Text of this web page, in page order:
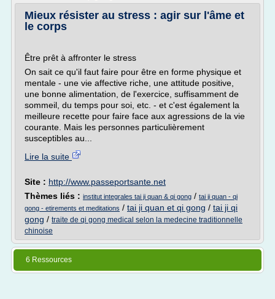
Mieux résister au stress : agir sur l'âme et
le corps
Être prêt à affronter le stress
On sait ce qu'il faut faire pour être en forme physique et
mentale - une vie affective riche, une attitude positive,
une bonne alimentation, de l'exercice, suffisamment de
sommeil, du temps pour soi, etc. - et c'est également la
meilleure recette pour faire face aux agressions de la vie
courante. Mais les personnes particulièrement
susceptibles au...
Lire la suite
Site : http://www.passeportsante.net
Thèmes liés : institut integrales tai ji quan & qi gong / tai ji quan - qi
gong - etirements et meditations / tai ji quan et qi gong / tai ji qi
gong / traite de qi gong medical selon la medecine traditionnelle
chinoise
6 Ressources